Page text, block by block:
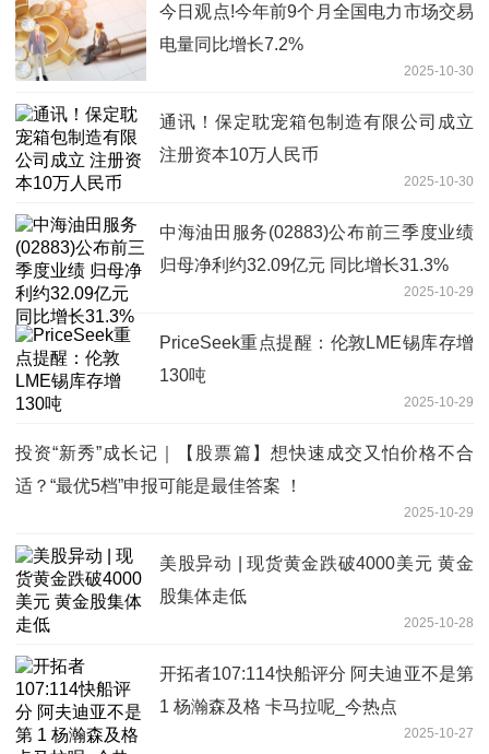
今日观点!今年前9个月全国电力市场交易
电量同比增长7.2%
2025-10-30
通讯！保定耽宠箱包制造有限公司成立
注册资本10万人民币
2025-10-30
中海油田服务(02883)公布前三季度业绩
归母净利约32.09亿元 同比增长31.3%
2025-10-29
PriceSeek重点提醒：伦敦LME锡库存增
130吨
2025-10-29
投资“新秀”成长记｜【股票篇】想快速成交又怕价格不合
适？“最优5档”申报可能是最佳答案 ！
2025-10-29
美股异动 | 现货黄金跌破4000美元 黄金
股集体走低
2025-10-28
开拓者107:114快船评分 阿夫迪亚不是第
1 杨瀚森及格 卡马拉呢_今热点
2025-10-27